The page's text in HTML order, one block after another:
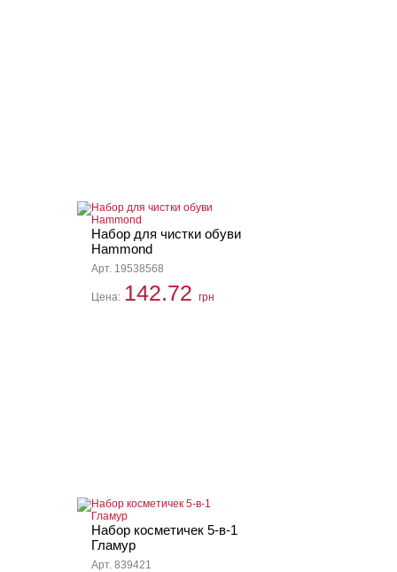
Набор для чистки обуви
Hammond
Арт. 19538568
Цена: 142.72 грн
Набор косметичек 5-в-1
Гламур
Арт. 839421